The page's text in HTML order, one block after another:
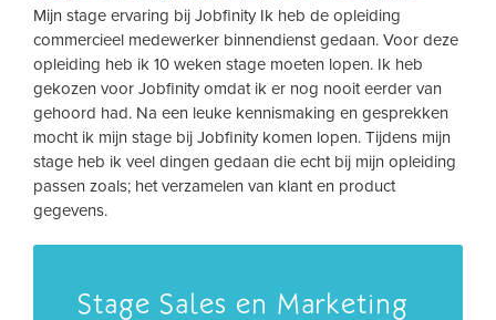
Mijn stage ervaring bij Jobfinity Ik heb de opleiding
commercieel medewerker binnendienst gedaan. Voor deze
opleiding heb ik 10 weken stage moeten lopen. Ik heb
gekozen voor Jobfinity omdat ik er nog nooit eerder van
gehoord had. Na een leuke kennismaking en gesprekken
mocht ik mijn stage bij Jobfinity komen lopen. Tijdens mijn
stage heb ik veel dingen gedaan die echt bij mijn opleiding
passen zoals; het verzamelen van klant en product
gegevens.
Stage Sales en Marketing